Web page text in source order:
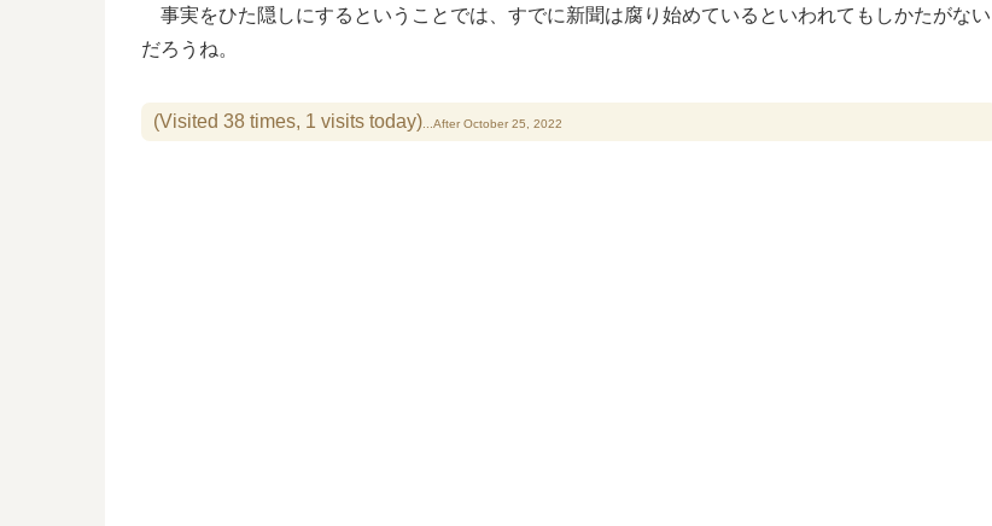
事実をひた隠しにするということでは、すでに新聞は腐り始めているといわれてもしかたがない
だろうね。
(Visited 38 times, 1 visits today)